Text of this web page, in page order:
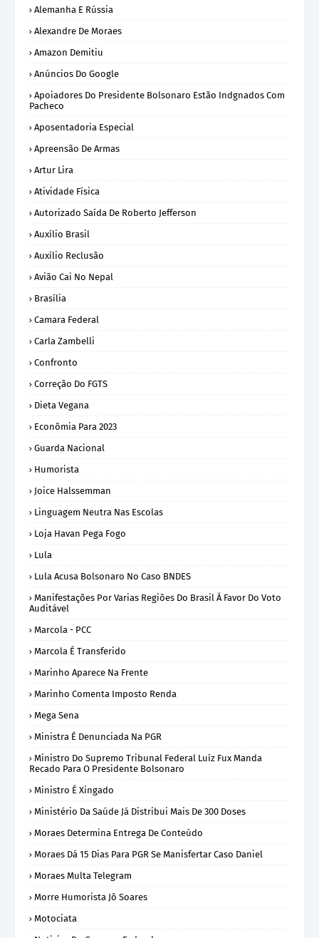
Alemanha E Rússia
Alexandre De Moraes
Amazon Demitiu
Anúncios Do Google
Apoiadores Do Presidente Bolsonaro Estão Indgnados Com
Pacheco
Aposentadoria Especial
Apreensão De Armas
Artur Lira
Atividade Física
Autorizado Saída De Roberto Jefferson
Auxílio Brasil
Auxílio Reclusão
Avião Cai No Nepal
Brasília
Camara Federal
Carla Zambelli
Confronto
Correção Do FGTS
Dieta Vegana
Econômia Para 2023
Guarda Nacional
Humorista
Joice Halssemman
Linguagem Neutra Nas Escolas
Loja Havan Pega Fogo
Lula
Lula Acusa Bolsonaro No Caso BNDES
Manifestações Por Varias Regiões Do Brasil Á Favor Do Voto
Auditável
Marcola - PCC
Marcola É Transferido
Marinho Aparece Na Frente
Marinho Comenta Imposto Renda
Mega Sena
Ministra É Denunciada Na PGR
Ministro Do Supremo Tribunal Federal Luíz Fux Manda
Recado Para O Presidente Bolsonaro
Ministro É Xingado
Ministério Da Saúde Já Distribui Mais De 300 Doses
Moraes Determina Entrega De Conteúdo
Moraes Dá 15 Dias Para PGR Se Manisfertar Caso Daniel
Moraes Multa Telegram
Morre Humorista Jô Soares
Motociata